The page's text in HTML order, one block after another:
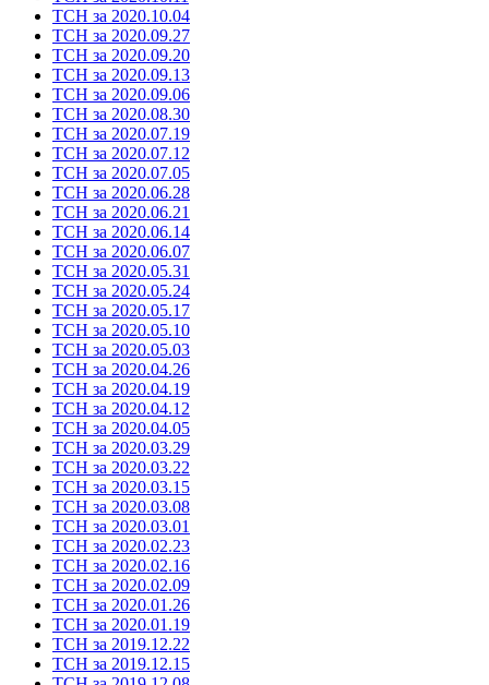
ТСН за 2020.10.04
ТСН за 2020.09.27
ТСН за 2020.09.20
ТСН за 2020.09.13
ТСН за 2020.09.06
ТСН за 2020.08.30
ТСН за 2020.07.19
ТСН за 2020.07.12
ТСН за 2020.07.05
ТСН за 2020.06.28
ТСН за 2020.06.21
ТСН за 2020.06.14
ТСН за 2020.06.07
ТСН за 2020.05.31
ТСН за 2020.05.24
ТСН за 2020.05.17
ТСН за 2020.05.10
ТСН за 2020.05.03
ТСН за 2020.04.26
ТСН за 2020.04.19
ТСН за 2020.04.12
ТСН за 2020.04.05
ТСН за 2020.03.29
ТСН за 2020.03.22
ТСН за 2020.03.15
ТСН за 2020.03.08
ТСН за 2020.03.01
ТСН за 2020.02.23
ТСН за 2020.02.16
ТСН за 2020.02.09
ТСН за 2020.01.26
ТСН за 2020.01.19
ТСН за 2019.12.22
ТСН за 2019.12.15